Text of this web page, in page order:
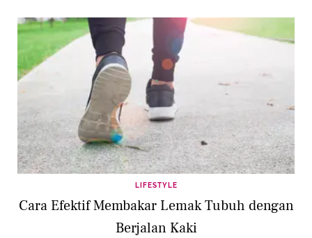
LIFESTYLE
Cara Efektif Membakar Lemak Tubuh dengan
Berjalan Kaki